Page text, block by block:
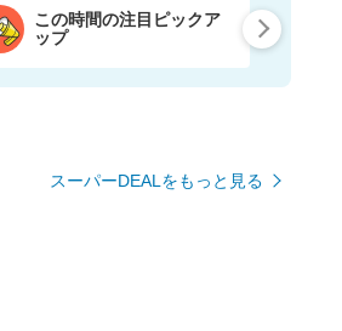
この時間の注目ピックア
ップ
スーパーDEALをもっと見る